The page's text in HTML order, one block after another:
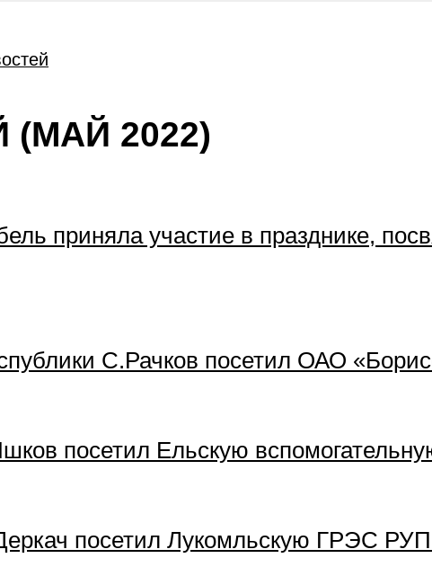
2022)
приняла участие в празднике,
С.Рачков посетил ОАО
посетил Ельскую
посетил Лукомльскую ГРЭС РУП